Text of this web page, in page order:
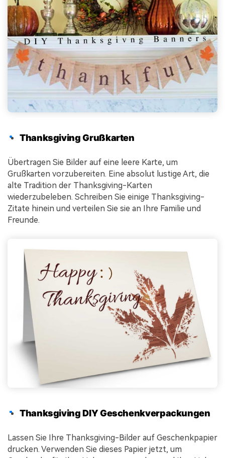
Thanksgiving Grußkarten
Übertragen Sie Bilder auf eine leere Karte, um
Grußkarten vorzubereiten. Eine absolut lustige Art, die
alte Tradition der Thanksgiving-Karten
wiederzubeleben. Schreiben Sie einige Thanksgiving-
Zitate hinein und verteilen Sie sie an Ihre Familie und
Freunde.
Thanksgiving DIY Geschenkverpackungen
Lassen Sie Ihre Thanksgiving-Bilder auf Geschenkpapier
drucken. Verwenden Sie dieses Papier jetzt, um